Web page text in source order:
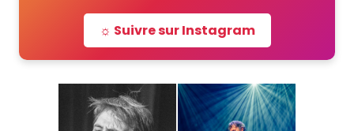
☼ Suivre sur Instagram